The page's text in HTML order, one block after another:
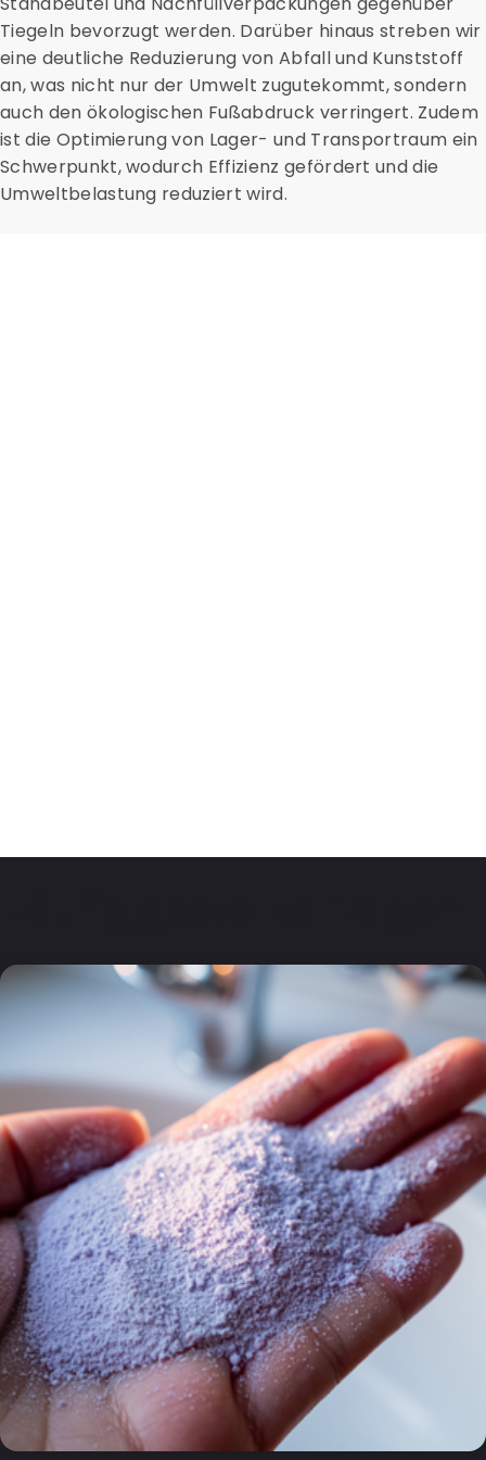
Tiegeln bevorzugt werden. Darüber hinaus streben wir
eine deutliche Reduzierung von Abfall und Kunststoff
an, was nicht nur der Umwelt zugutekommt, sondern
auch den ökologischen Fußabdruck verringert. Zudem
ist die Optimierung von Lager- und Transportraum ein
Schwerpunkt, wodurch Effizienz gefördert und die
Umweltbelastung reduziert wird.